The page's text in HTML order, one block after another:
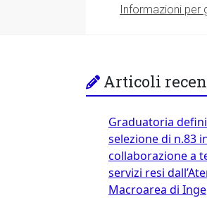
Tor
Vergata
Informazioni per
Articoli
Graduatoria
selezione di n.83
collaborazione a
servizi resi
Macroarea di